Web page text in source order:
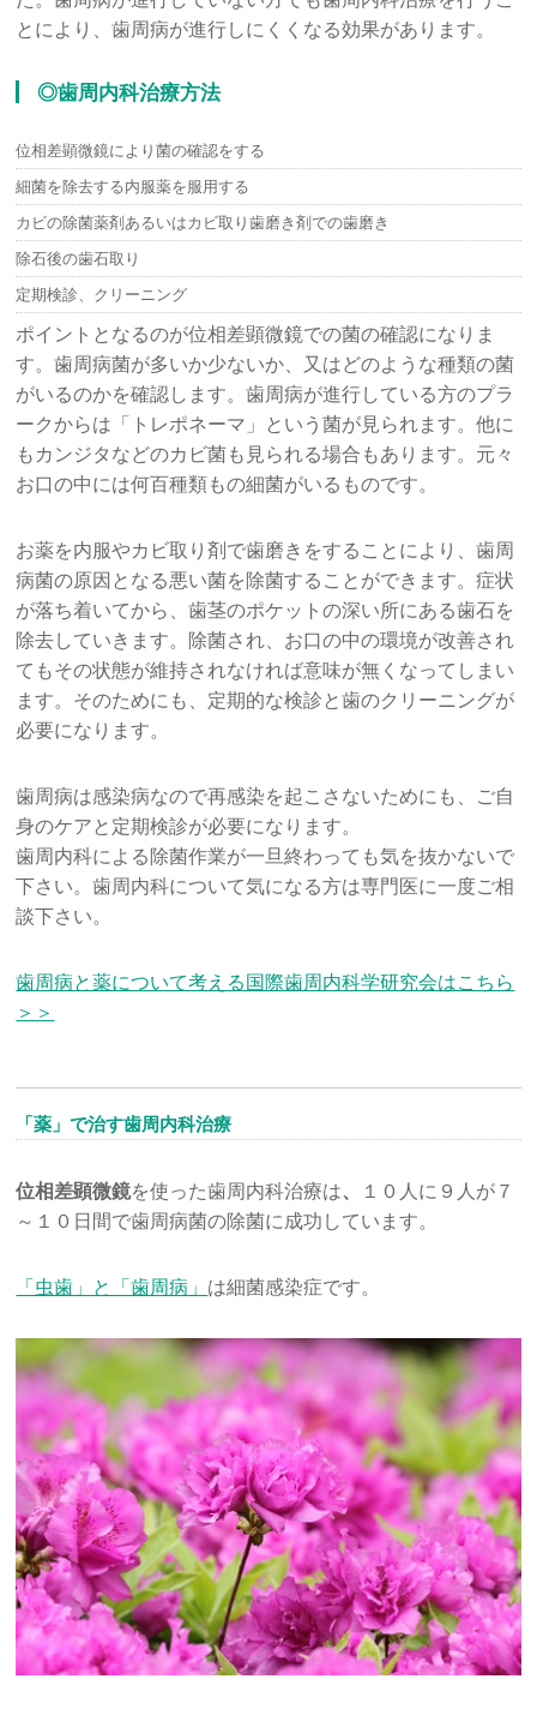
とにより、歯周病が進行しにくくなる効果があります。
◎歯周内科治療方法
位相差顕微鏡により菌の確認をする
細菌を除去する内服薬を服用する
カビの除菌薬剤あるいはカビ取り歯磨き剤での歯磨き
除石後の歯石取り
定期検診、クリーニング
ポイントとなるのが位相差顕微鏡での菌の確認になりま
す。歯周病菌が多いか少ないか、又はどのような種類の菌
がいるのかを確認します。歯周病が進行している方のプラ
ークからは「トレポネーマ」という菌が見られます。他に
もカンジタなどのカビ菌も見られる場合もあります。元々
お口の中には何百種類もの細菌がいるものです。
お薬を内服やカビ取り剤で歯磨きをすることにより、歯周
病菌の原因となる悪い菌を除菌することができます。症状
が落ち着いてから、歯茎のポケットの深い所にある歯石を
除去していきます。除菌され、お口の中の環境が改善され
てもその状態が維持されなければ意味が無くなってしまい
ます。そのためにも、定期的な検診と歯のクリーニングが
必要になります。
歯周病は感染病なので再感染を起こさないためにも、ご自
身のケアと定期検診が必要になります。
歯周内科による除菌作業が一旦終わっても気を抜かないで
下さい。歯周内科について気になる方は専門医に一度ご相
談下さい。
歯周病と薬について考える国際歯周内科学研究会はこちら
＞＞
「薬」で治す歯周内科治療
位相差顕微鏡を使った歯周内科治療は、
１０人に９人が７
～１０日間で歯周病菌の除菌に成功しています。
「虫歯」と「歯周病」 は細菌感染症です。